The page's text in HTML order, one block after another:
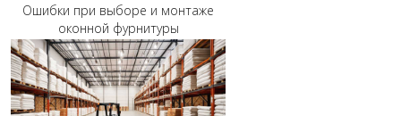
Ошибки при выборе и монтаже
оконной фурнитуры